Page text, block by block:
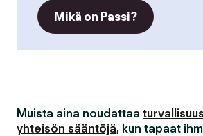
Mikä on Passi?
Muista aina noudattaa
yhteisön sääntöjä, kun tapaat